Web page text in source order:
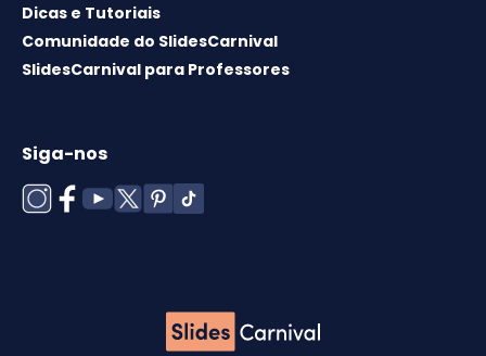
Dicas e Tutoriais
Comunidade do SlidesCarnival
SlidesCarnival para Professores
Siga-nos